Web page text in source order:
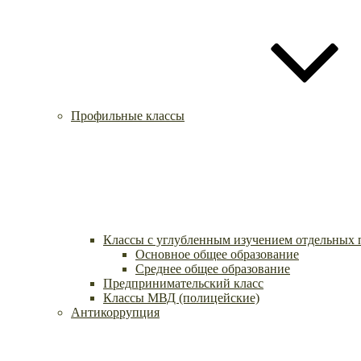
Профильные классы
Классы с углубленным изучением отдельных
Основное общее образование
Среднее общее образование
Предпринимательский класс
Классы МВД (полицейские)
Антикоррупция